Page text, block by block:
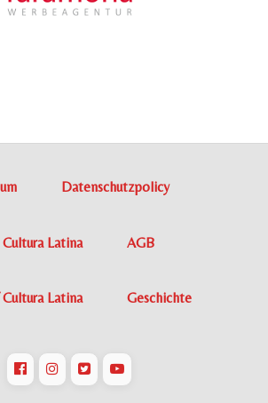
Datenschutzpolicy
Latina AGB
Latina Geschichte